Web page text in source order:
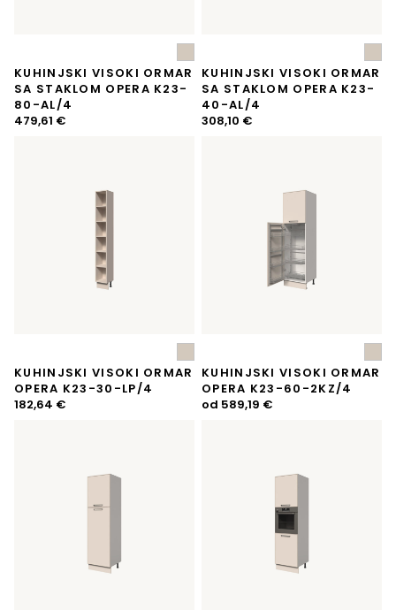
KUHINJSKI VISOKI ORMAR
SA STAKLOM OPERA K23-
80-AL/4
479,61 €
KUHINJSKI VISOKI ORMAR
SA STAKLOM OPERA K23-
40-AL/4
308,10 €
KUHINJSKI VISOKI ORMAR
OPERA K23-30-LP/4
182,64 €
KUHINJSKI VISOKI ORMAR
OPERA K23-60-2KZ/4
od 589,19 €